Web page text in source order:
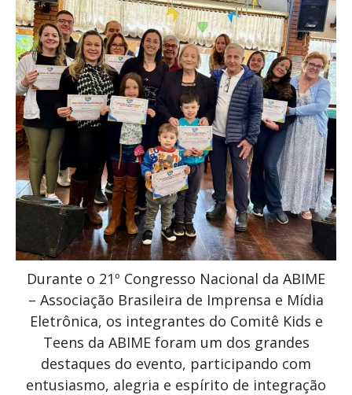
Durante o 21º Congresso Nacional da ABIME
– Associação Brasileira de Imprensa e Mídia
Eletrônica, os integrantes do Comitê Kids e
Teens da ABIME foram um dos grandes
destaques do evento, participando com
entusiasmo, alegria e espírito de integração